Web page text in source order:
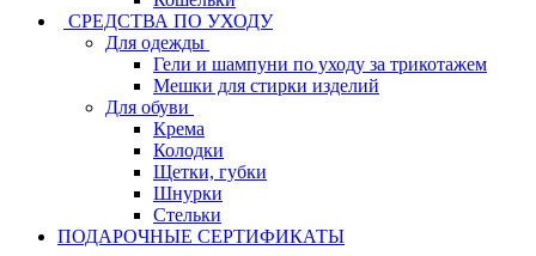
CРЕДСТВА ПО УХОДУ
Для одежды
Гели и шампуни по уходу за трикотажем
Мешки для стирки изделий
Для обуви
Крема
Колодки
Щетки, губки
Шнурки
Стельки
ПОДАРОЧНЫЕ СЕРТИФИКАТЫ